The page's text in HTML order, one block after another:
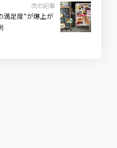
次の記事
満足度”が爆上が